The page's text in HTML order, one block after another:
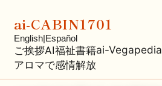
ai-CABIN1701
English|Español
ご挨拶AI福祉書籍ai-Vegapedia
アロマで感情解放